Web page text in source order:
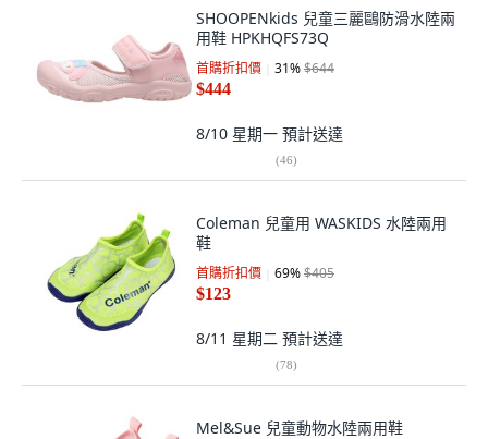
SHOOPENkids 兒童三麗鷗防滑水陸兩
用鞋 HPKHQFS73Q
首購折扣價 31%$644
$444
8/10 星期一 預計送達
(46)
Coleman 兒童用 WASKIDS 水陸兩用
鞋
首購折扣價 69%$405
$123
8/11 星期二 預計送達
(78)
Mel&Sue 兒童動物水陸兩用鞋